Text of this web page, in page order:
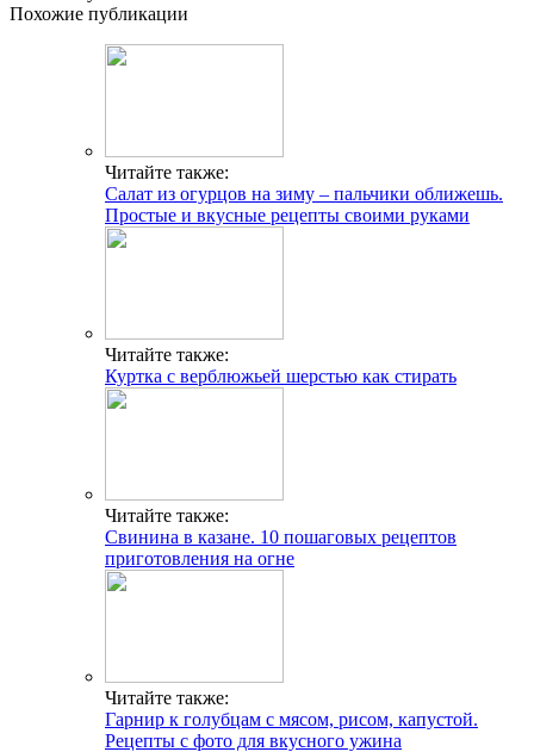
Похожие публикации
Читайте также:
Салат из огурцов на зиму – пальчики оближешь.
Простые и вкусные рецепты своими руками
Читайте также:
Куртка с верблюжьей шерстью как стирать
Читайте также:
Свинина в казане. 10 пошаговых рецептов
приготовления на огне
Читайте также:
Гарнир к голубцам с мясом, рисом, капустой.
Рецепты с фото для вкусного ужина